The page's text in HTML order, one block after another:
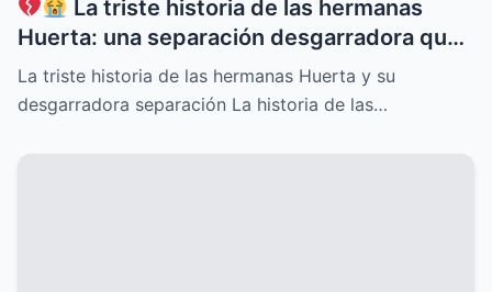
La triste historia de las hermanas
Huerta: una separación desgarradora que
nadie vio venir, conflictos familiares
ocultos, secretos dolorosos y un drama
La triste historia de las hermanas Huerta y su
desgarradora separación La historia de las…